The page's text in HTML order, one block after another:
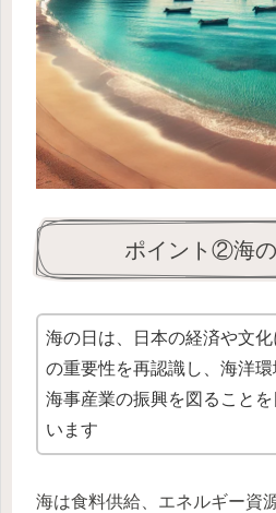
ポイント②海
海の日は、日本の経済や文
の重要性を再認識し、海洋
海事産業の振興を図ることを
います
海は食料供給、エネルギー資